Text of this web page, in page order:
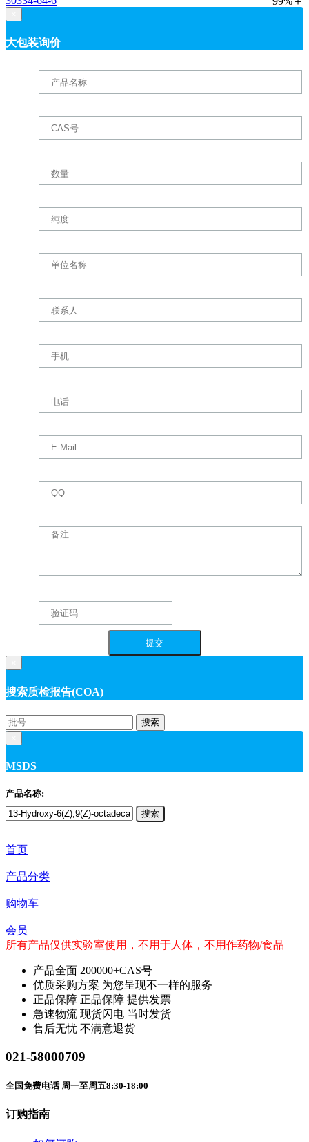
大包装询价
搜索质检报告(COA)
搜索
MSDS
产品名称:
搜索
首页
产品分类
购物车
会员
所有产品仅供实验室使用，不用于人体，不用作药物/食品
产品全面 200000+CAS号
优质采购方案 为您呈现不一样的服务
正品保障 正品保障 提供发票
急速物流 现货闪电 当时发货
售后无忧 不满意退货
021-58000709
全国免费电话 周一至周五8:30-18:00
订购指南